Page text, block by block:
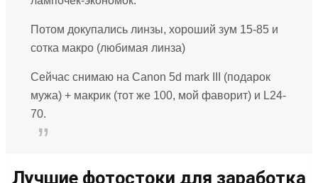
Потом докупались линзы, хороший зум 15-85 и
сотка макро (любимая линза)
Сейчас снимаю на Canon 5d mark III (подарок
мужа) + макрик (тот же 100, мой фаворит) и L24-
70.
Лучшие фотостоки для заработка